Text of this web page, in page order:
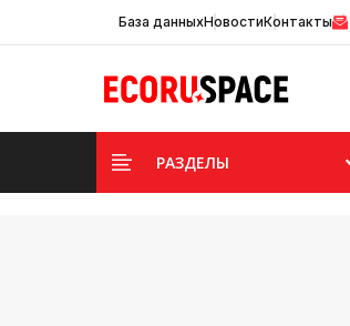
База данныхНовостиКонтакты
РАЗДЕЛЫ